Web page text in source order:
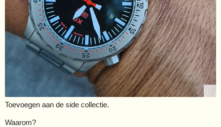
Toevoegen aan de side collectie.
Waarom?